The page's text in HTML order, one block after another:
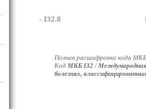
- I32.8
Полная расшифровка кода
Код МКБ I32 /
болезнях,